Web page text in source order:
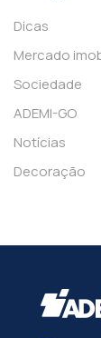
Dicas
Mercado
Sociedade
ADEMI-GO
Notícias
Decoração